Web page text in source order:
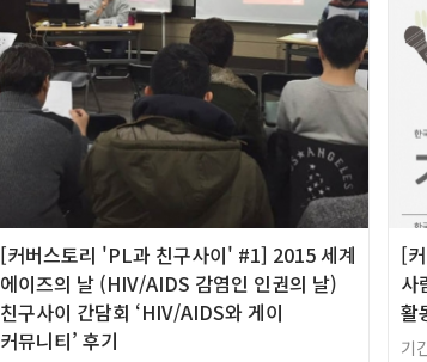
[커버스토리 'PL과 친구사이' #1] 2015 세계
에이즈의 날 (HIV/AIDS 감염인 인권의 날)
친구사이 간담회 ‘HIV/AIDS와 게이
커뮤니티’ 후기
[
사
활
기